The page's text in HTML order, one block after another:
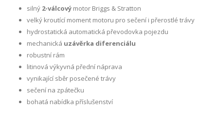
silný 2-válcový motor Briggs & Stratton
velký kroutící moment motoru pro sečení i přerostlé trávy
hydrostatická automatická převodovka pojezdu
mechanická uzávěrka diferenciálu
robustní rám
litinová výkyvná přední náprava
vynikající sběr posečené trávy
sečení na zpátečku
bohatá nabídka příslušenství